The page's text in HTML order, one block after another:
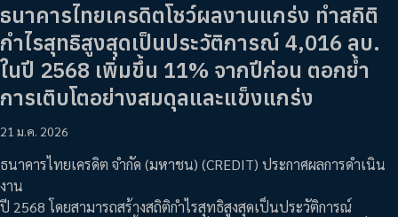
ธนาคารไทยเครดิตโชว์ผลงานแกร่ง ทำสถิติ
กำไรสุทธิสูงสุดเป็นประวัติการณ์ 4,016 ลบ.
ในปี 2568 เพิ่มขึ้น 11% จากปีก่อน ตอกย้ำ
การเติบโตอย่างสมดุลและแข็งแกร่ง
21 ม.ค. 2026
ธนาคารไทยเครดิต จำกัด (มหาชน) (CREDIT) ประกาศผลการดำเนิน
งาน
ปี 2568 โดยสามารถสร้างสถิติกำไรสุทธิสูงสุดเป็นประวัติการณ์